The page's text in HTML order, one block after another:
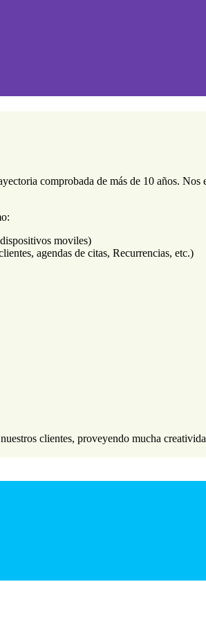
comprobada de más de 10 años.
moviles)
agendas de citas, Recurrencias, etc.)
clientes, proveyendo mucha